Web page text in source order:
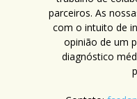
parceiros. As
com o intuito de
opinião de um
diagnóstico